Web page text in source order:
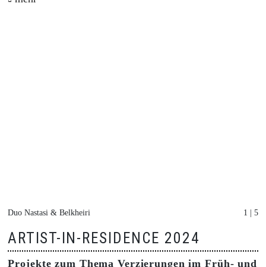
Duo Nastasi & Belkheiri 1 | 5
ARTIST-IN-RESIDENCE 2024
Projekte zum Thema Verzierungen im Früh- und